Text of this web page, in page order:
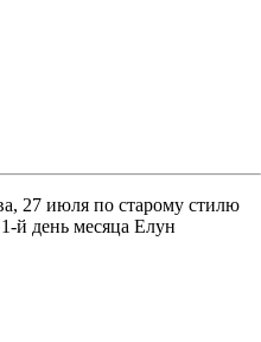
27 июля по старому стилю
й день месяца Елун